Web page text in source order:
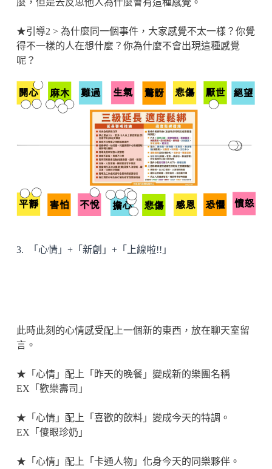
麼，但是去反思他人為什麼會有這種感覺。
★引導2 > 為什麼同一個事件，大家感覺不太一樣？你覺
得不一樣的人在想什麼？你為什麼不會出現這種感覺
呢？
3. 「心情」+「新創」+「上線啦!!」
此時此刻的心情感受配上一個新的東西，放在聊天室留
言。
★「心情」配上「昨天的晚餐」變成新的樂團名稱
EX「歡樂壽司」
★「心情」配上「喜歡的飲料」變成今天的特調。
EX「傻眼珍奶」
★「心情」配上「卡通人物」化身今天的同樂夥伴。